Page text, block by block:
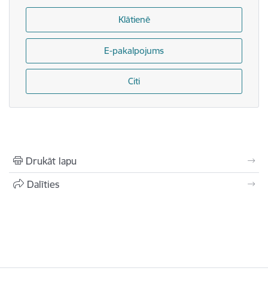
Klātienē
E-pakalpojums
Citi
Drukāt lapu
Dalīties